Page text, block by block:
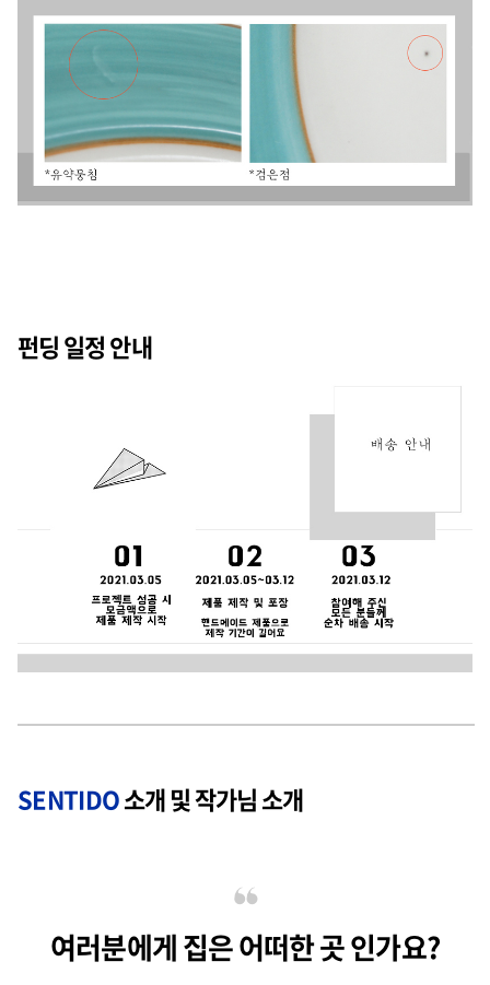
펀딩 일정 안내
SENTIDO소개 및 작가님 소개
여러분에게 집은 어떠한 곳 인가요?